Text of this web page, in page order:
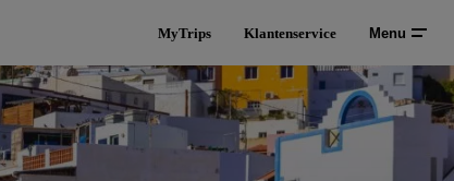
MyTrips Klantenservice Menu